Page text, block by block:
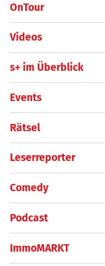
OnTour
Videos
s+ im Überblick
Events
Rätsel
Leserreporter
Comedy
Podcast
ImmoMARKT